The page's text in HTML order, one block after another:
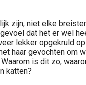
zijn, niet elke
dat het er wel
lekker opgekruld
haar gevochten om
is dit zo,
katten?